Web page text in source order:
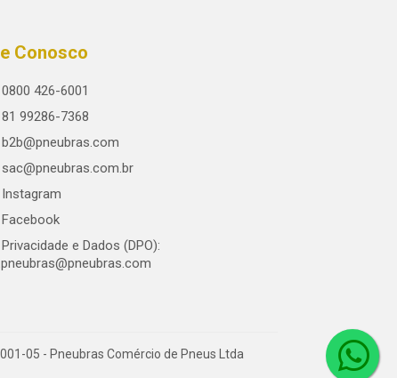
Conosco
0800 426-6001
81 99286-7368
b2b@pneubras.com
sac@pneubras.com.br
Instagram
Facebook
Privacidade e Dados (DPO):
05 - Pneubras Comércio de Pneus Ltda